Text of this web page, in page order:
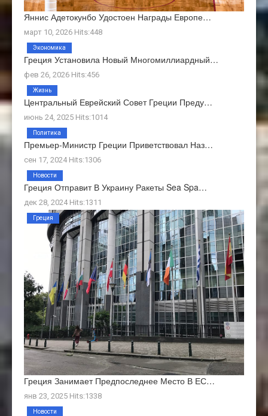
Яннис Адетокунбо Удостоен Награды Европе…
март 10, 2026 Hits:448
Греция Установила Новый Многомиллиардный…
фев 26, 2026 Hits:456
Экономика
Центральный Еврейский Совет Греции Преду…
июнь 24, 2025 Hits:1014
Жизнь
Премьер-Министр Греции Приветствовал Наз…
сен 17, 2024 Hits:1306
Политика
Греция Отправит В Украину Ракеты Sea Spa…
дек 28, 2024 Hits:1311
Новости
Греция Занимает Предпоследнее Место В ЕС…
янв 23, 2025 Hits:1338
Греция
Новости